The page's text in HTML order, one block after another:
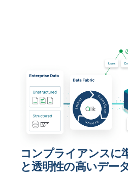
コンプライアンスに
と透明性の高いデー